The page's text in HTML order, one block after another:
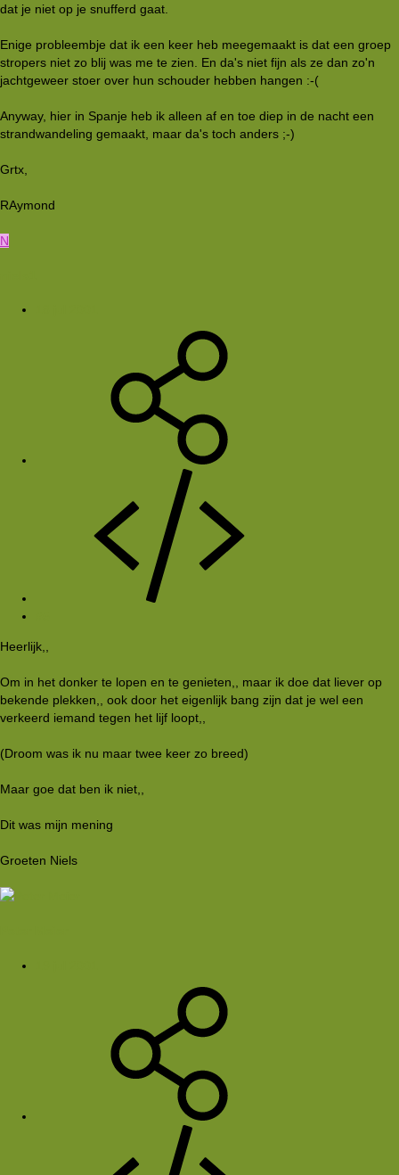
dat je niet op je snufferd gaat.
Enige probleembje dat ik een keer heb meegemaakt is dat een groep
stropers niet zo blij was me te zien. En da's niet fijn als ze dan zo'n
jachtgeweer stoer over hun schouder hebben hangen :-(
Anyway, hier in Spanje heb ik alleen af en toe diep in de nacht een
strandwandeling gemaakt, maar da's toch anders ;-)
Grtx,
RAymond
N
Heerlijk,,
Om in het donker te lopen en te genieten,, maar ik doe dat liever op
bekende plekken,, ook door het eigenlijk bang zijn dat je wel een
verkeerd iemand tegen het lijf loopt,,
(Droom was ik nu maar twee keer zo breed)
Maar goe dat ben ik niet,,
Dit was mijn mening
Groeten Niels